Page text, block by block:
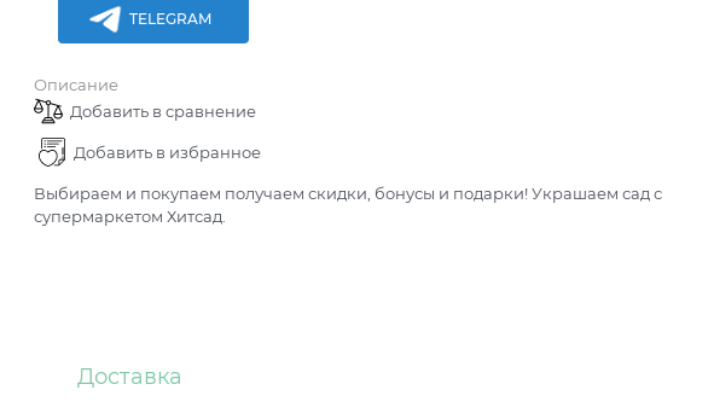
TELEGRAM
Описание
Добавить в сравнение
Добавить в избранное
Выбираем и покупаем получаем скидки, бонусы и подарки! Украшаем сад с
супермаркетом Хитсад.
Доставка